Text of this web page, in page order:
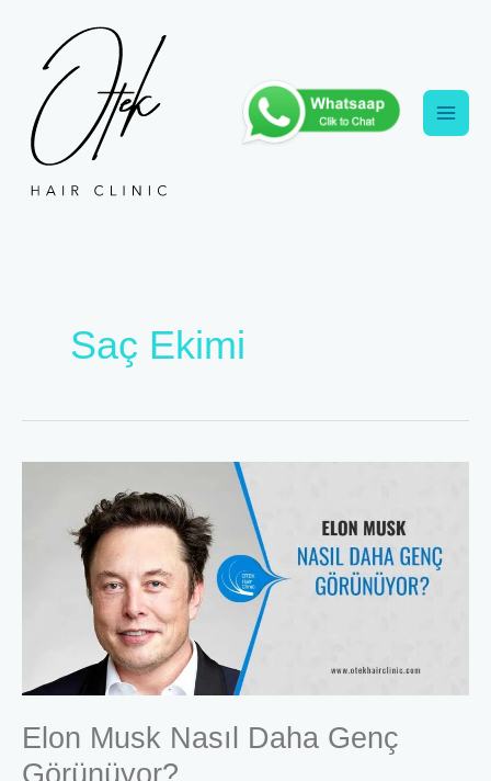
Saç Ekimi
Elon Musk Nasıl Daha Genç
Görünüyor?
Görünüyor?